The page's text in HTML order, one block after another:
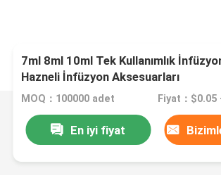
7ml 8ml 10ml Tek Kullanımlık
Hazneli İnfüzyon Aksesuarları
MOQ：100000 adet
En iyi fiyat